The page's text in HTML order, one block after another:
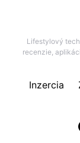
Lifestylový
recenzie,
Inzercia